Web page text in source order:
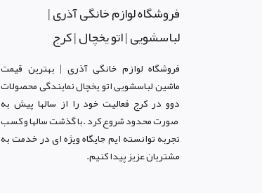
فروشگاه لوازم خانگی آذری |
لباسشویی | اتو یخچال | کرج
فروشگاه لوازم خانگی آذری | بهترین قیمت
ماشین لباسشویی اتو یخچال نمایندگی محصولات
دوو در کرج فعالیت خود را از سالها پیش به
صورت محدود شروع کرد .با گذشت سالها و کسب
تجربه توانسته ایم جایگاه ویژه ای در خدمت به
مشتریان عزیز پیدا کنیم.